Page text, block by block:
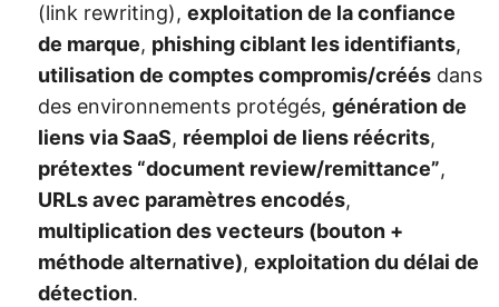
(link rewriting), exploitation de la confiance
de marque, phishing ciblant les identifiants,
utilisation de comptes compromis/créés dans
des environnements protégés, génération de
liens via SaaS, réemploi de liens réécrits,
prétextes “document review/remittance”,
URLs avec paramètres encodés,
multiplication des vecteurs (bouton +
méthode alternative), exploitation du délai de
détection.